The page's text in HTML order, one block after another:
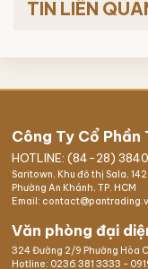
TIN LIÊN
Công Ty Cổ Phần
HOTLINE: (84-28)
Saritown, Khu đô thị Sala,
Phường An Khánh, TP. HCM
Email:
Văn phòng đại
324 Đường 2/9 Phường Hòa
Hotline: 0236 381 3333 -